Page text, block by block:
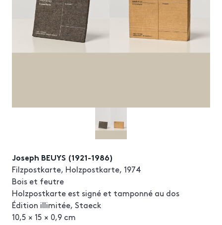
Joseph BEUYS (1921-1986)
Filzpostkarte, Holzpostkarte, 1974
Bois et feutre
Holzpostkarte est signé et tamponné au dos
Édition illimitée, Staeck
10,5 × 15 × 0,9 cm